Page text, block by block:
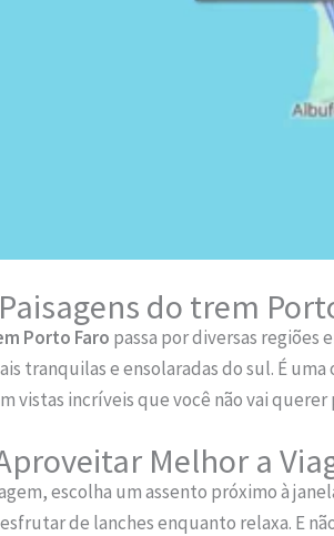
do trem
Porto Faro passa por diversas regiões
tranquilas e ensolaradas do sul. É
vistas incríveis que você não vai querer
Melhor a
escolha um assento próximo à
de lanches enquanto relaxa. E